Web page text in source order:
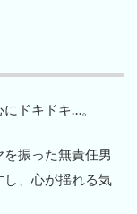
ドキドキ…。
振った無責任男
、心が揺れる気